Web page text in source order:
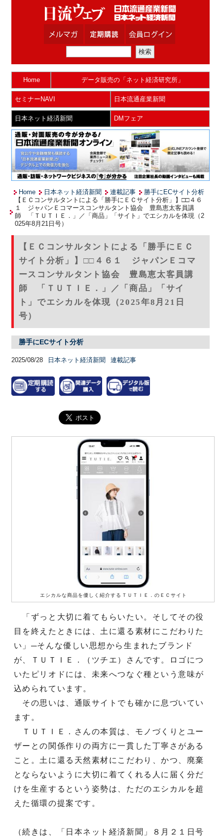
Home データ販売の「ネット経済研究所」
セミナーNAVI 日本流通産業新聞
日本ネット経済新聞 DMフェア
Home 日本ネット経済新聞 連載記事
勝手にECサイト分析
【ＥＣコンサルタントによる「勝手にＥＣサイト分析」】□□４６
１ ジャパンＥコマースコンサルタント協会 豊島恵太客員講
師 「ＴＵＴＩＥ．」／「商品」「サイト」でエシカルを体現（2
025年8月21日号）
【ＥＣコンサルタントによる「勝手にＥＣ
サイト分析」】□□４６１ ジャパンＥコマ
ースコンサルタント協会 豊島恵太客員講
師 「ＴＵＴＩＥ．」／「商品」「サイ
ト」でエシカルを体現（2025年8月21日
号）
勝手にECサイト分析
2025/08/28 日本ネット経済新聞 連載記事
エシカルな商品を優しく紹介するＴＵＴＩＥ．のＥＣサイト
「ずっと大切に着てもらいたい。そしてその役
目を終えたときには、土に還る素材にこだわりた
い」─そんな優しい思想から生まれたブランド
が、ＴＵＴＩＥ．（ツチエ）さんです。ロゴにつ
いたピリオドには、未来へつなぐ種という意味が
込められています。
その思いは、通販サイトでも確かに息づいてい
ます。
ＴＵＴＩＥ．さんの本質は、モノづくりとユー
ザーとの関係作りの両方に一貫した丁寧さがある
こと。土に還る天然素材にこだわり、かつ、廃棄
とならないように大切に着てくれる人に届く分だ
けを生産するという姿勢は、ただのエシカルを超
えた循環の提案です。
（続きは、「日本ネット経済新聞」８月２１日号